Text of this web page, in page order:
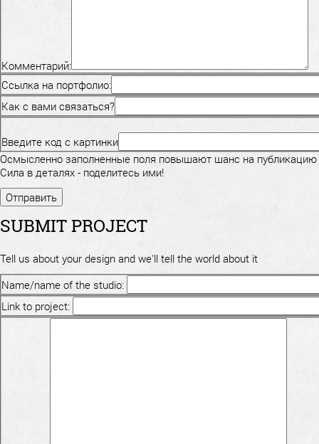
Комментарий:
Ссылка на портфолио:
Как с вами связаться?
Введите код с картинки
Осмысленно заполненные поля повышают шанс на публикацию
Сила в деталях - поделитесь ими!
SUBMIT PROJECT
Tell us about your design and we'll tell the world about it
Name/name of the studio:
Link to project: